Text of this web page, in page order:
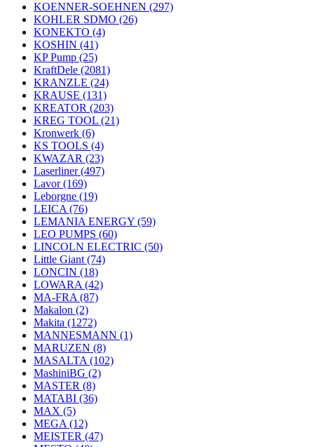
KOENNER-SOEHNEN (297)
KOHLER SDMO (26)
KONEKTO (4)
KOSHIN (41)
KP Pump (25)
KraftDele (2081)
KRANZLE (24)
KRAUSE (131)
KREATOR (203)
KREG TOOL (21)
Kronwerk (6)
KS TOOLS (4)
KWAZAR (23)
Laserliner(497)
Lavor(169)
Leborgne (19)
LEICA (76)
LEMANIA ENERGY (59)
LEO PUMPS (60)
LINCOLN ELECTRIC (50)
Little Giant (74)
LONCIN (18)
LOWARA (42)
MA-FRA (87)
Makalon (2)
Makita (1272)
MANNESMANN (1)
MARUZEN (8)
MASALTA (102)
MashiniBG (2)
MASTER (8)
MATABI (36)
MAX (5)
MEGA (12)
MEISTER (47)